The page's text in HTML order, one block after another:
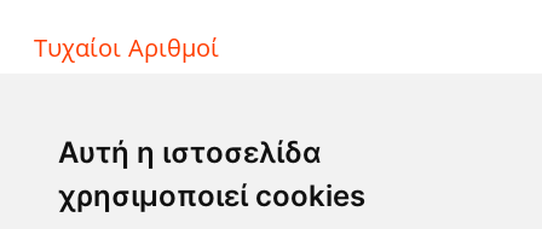
Αυτή η ιστοσελίδα
χρησιμοποιεί cookies
Τυχαίοι Αριθμοί
ΛΟΤΤΟ
ΚΙΝΟ
EXTRA 5